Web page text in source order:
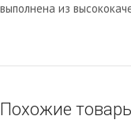
выполнена из
Похожие